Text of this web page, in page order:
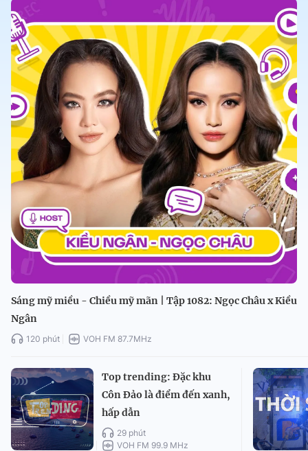
Sáng mỹ miều - Chiều mỹ mãn | Tập 1082: Ngọc Châu x Kiều
Ngân
120 phút VOH FM 87.7MHz
Top trending: Đặc khu
Côn Đảo là điểm đến xanh,
hấp dẫn
29 phút
VOH FM 99.9 MHz